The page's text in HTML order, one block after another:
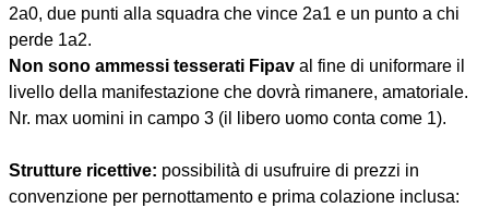
2a0, due punti alla squadra che vince 2a1 e un punto a chi
perde 1a2.
Non sono ammessi tesserati Fipav al fine di uniformare il
livello della manifestazione che dovrà rimanere, amatoriale.
Nr. max uomini in campo 3 (il libero uomo conta come 1).
Strutture ricettive: possibilità di usufruire di prezzi in
convenzione per pernottamento e prima colazione inclusa: